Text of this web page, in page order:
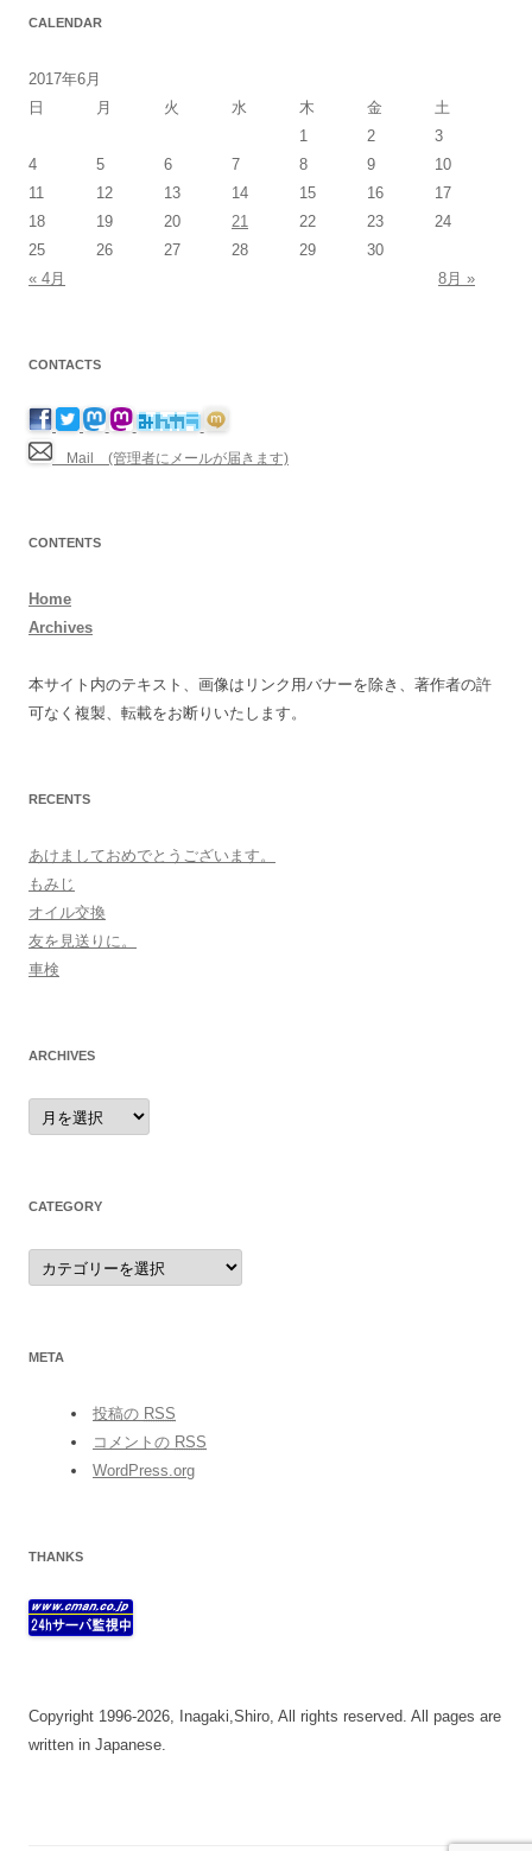
CALENDAR
2017年6月
日
月 火 水 木 金
土
1
2
3
4
5 6 7 8 9
10
11
12 13 14 15 16
17
18
19 20 21 22 23
24
25
26 27 28 29
30
« 4月
8月 »
CONTACTS
Mail (管理者にメールが届きます)
CONTENTS
Home
Archives
本サイト内のテキスト、画像はリンク用バナーを除き、著作者の許
可なく複製、転載をお断りいたします。
RECENTS
あけましておめでとうございます。
もみじ
オイル交換
友を見送りに。
車検
ARCHIVES
archives
CATEGORY
category
META
投稿の RSS
コメントの RSS
WordPress.org
THANKS
Copyright 1996-2026, Inagaki,Shiro, All rights reserved. All pages are
written in Japanese.